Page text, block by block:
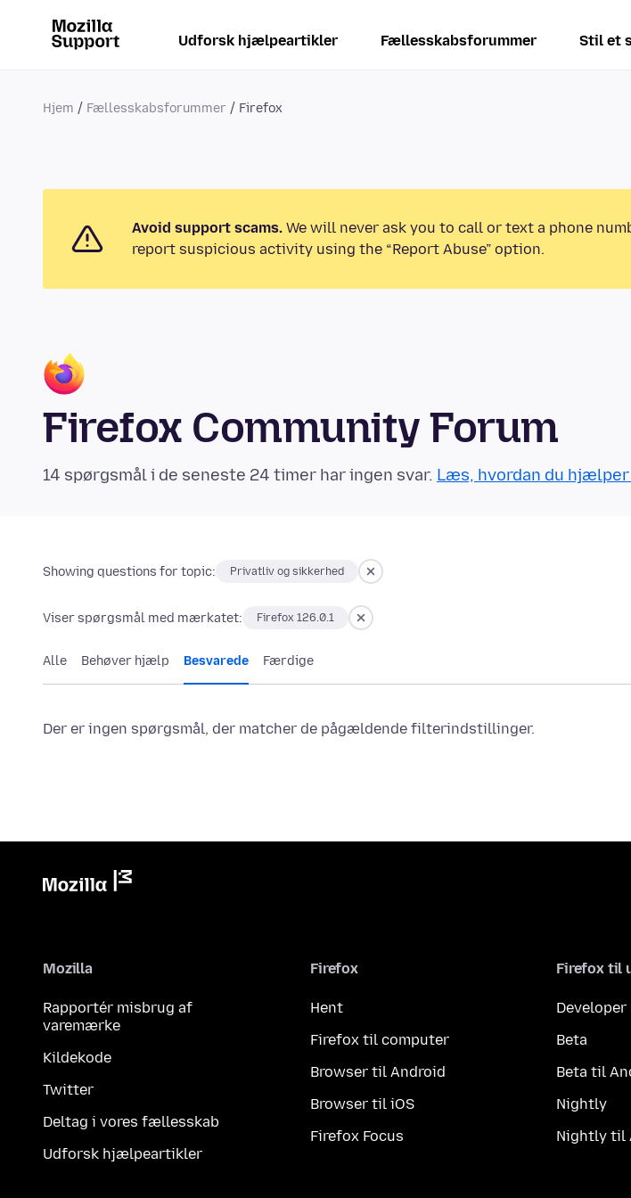
Udforsk hjælpeartikler Fællesskabsforummer Stil et
Hjem Fællesskabsforummer Firefox
Avoid support scams. We will never ask you to call or text a phone
report suspicious activity using the “Report Abuse” option.
Firefox Community Forum
14 spørgsmål i de seneste 24 timer har ingen svar. Læs, hvordan du hjælper
Showing questions for topic: Privatliv og sikkerhed
Viser spørgsmål med mærkatet: Firefox 126.0.1
Alle Behøver hjælp Besvarede Færdige
Der er ingen spørgsmål, der matcher de pågældende filterindstillinger.
Mozilla
Rapportér misbrug af
varemærke
Kildekode
Twitter
Deltag i vores fællesskab
Udforsk hjælpeartikler
Firefox
Hent
Firefox til computer
Browser til Android
Browser til iOS
Firefox Focus
Firefox til
Beta
Beta til
Nightly
Nightly til